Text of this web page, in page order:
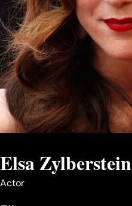
Elsa Zylberstein
Actor